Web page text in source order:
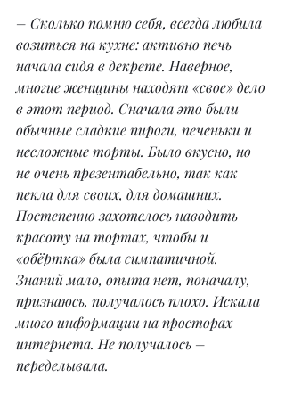
– Сколько помню себя, всегда любила
возиться на кухне: активно печь
начала сидя в декрете. Наверное,
многие женщины находят «свое» дело
в этот период. Сначала это были
обычные сладкие пироги, печеньки и
несложные торты. Было вкусно, но
не очень презентабельно, так как
пекла для своих, для домашних.
Постепенно захотелось наводить
красоту на тортах, чтобы и
«обёртка» была симпатичной.
Знаний мало, опыта нет, поначалу,
признаюсь, получалось плохо. Искала
много информации на просторах
интернета. Не получалось –
переделывала.